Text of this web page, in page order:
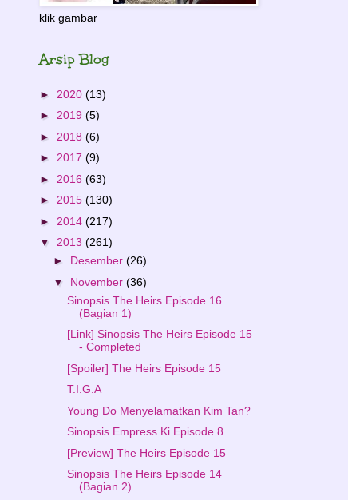
klik gambar
Arsip Blog
► 2020 (13)
► 2019 (5)
► 2018 (6)
► 2017 (9)
► 2016 (63)
► 2015 (130)
► 2014 (217)
▼ 2013 (261)
► Desember (26)
▼ November (36)
Sinopsis The Heirs Episode 16
(Bagian 1)
[Link] Sinopsis The Heirs Episode 15
- Completed
[Spoiler] The Heirs Episode 15
T.I.G.A
Young Do Menyelamatkan Kim Tan?
Sinopsis Empress Ki Episode 8
[Preview] The Heirs Episode 15
Sinopsis The Heirs Episode 14
(Bagian 2)